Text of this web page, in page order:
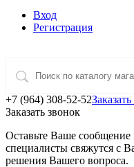
Вход
Регистрация
+7 (964) 308-52-52
Заказать звонок
Оставьте Ваше
специалисты свяжутся с
решения Вашего вопроса.